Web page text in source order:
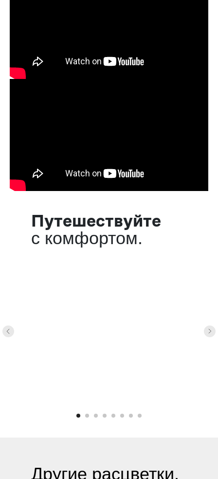
Путешествуйте
с комфортом.
Другие расцветки.